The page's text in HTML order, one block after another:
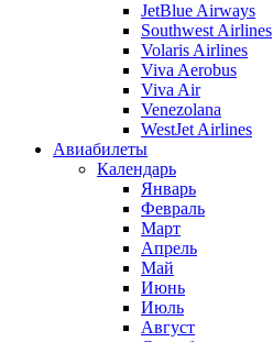
JetBlue Airways
Southwest Airlines
Volaris Airlines
Viva Aerobus
Viva Air
Venezolana
WestJet Airlines
Авиабилеты
Календарь
Январь
Февраль
Март
Апрель
Май
Июнь
Июль
Август